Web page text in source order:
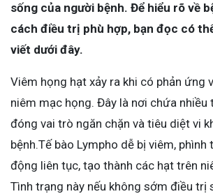
sống của người bệnh. Để hiểu rõ về
cách điều trị phù hợp, bạn đọc có
viết dưới đây.
Viêm họng hạt xảy ra khi có phản ứng
niêm mạc họng. Đây là nơi chứa nhiều
đóng vai trò ngăn chặn và tiêu diệt vi
bệnh.Tế bào Lympho dễ bị viêm, phình
động liên tục, tạo thành các hạt trên
Tình trạng này nếu không sớm điều trị